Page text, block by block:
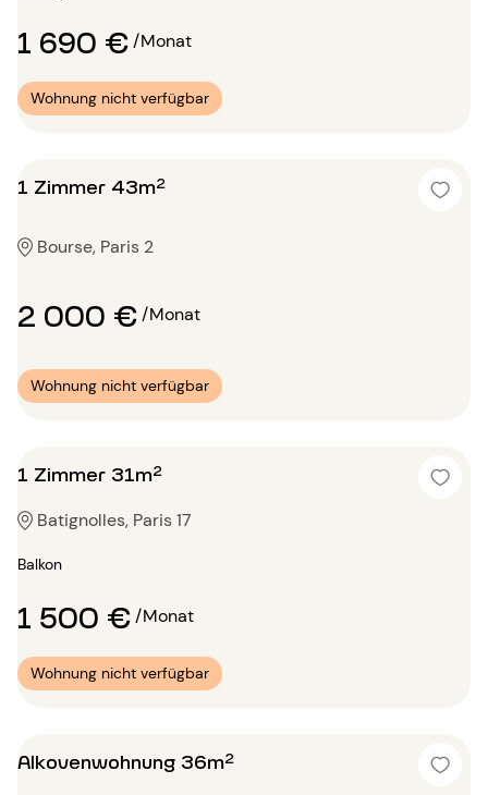
1 690 €/Monat
Wohnung nicht verfügbar
1 Zimmer 43m²
Bourse, Paris 2
2 000 €/Monat
Wohnung nicht verfügbar
1 Zimmer 31m²
Batignolles, Paris 17
Balkon
1 500 €/Monat
Wohnung nicht verfügbar
Alkovenwohnung 36m²